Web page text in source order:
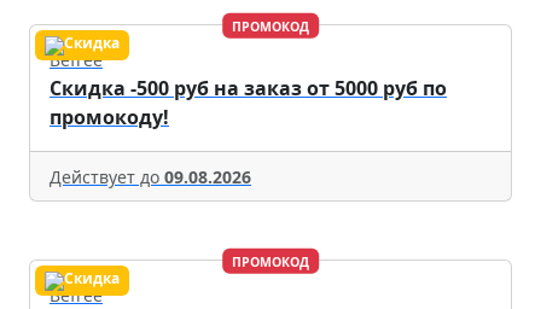
ПРОМОКОД
Befree
Скидка -500 руб на заказ от 5000 руб по
промокоду!
Действует до 09.08.2026
ПРОМОКОД
Befree